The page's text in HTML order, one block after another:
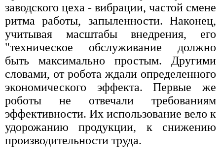
заводского цеха - вибрации, частой смене
ритма работы, запыленности. Наконец,
учитывая масштабы внедрения, его
"техническое обслуживание должно
быть максимально простым. Другими
словами, от робота ждали определенного
экономического эффекта. Первые же
роботы не отвечали требованиям
эффективности. Их использование вело к
удорожанию продукции, к снижению
производительности труда.